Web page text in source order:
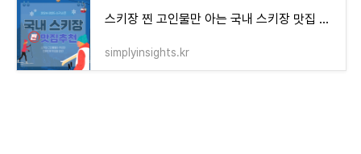
스키장 찐 고인물만 아는 국내 스키장 맛집 TOP5 - 2425시즌 방문 필수!
simplyinsights.kr